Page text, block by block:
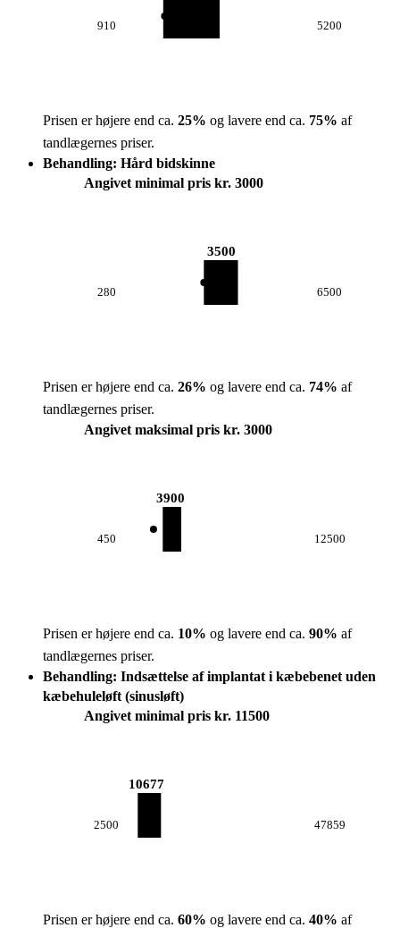
910 5200
Prisen er højere end ca. 25% og lavere end ca. 75% af
tandlægernes priser.
Behandling: Hård bidskinne
Angivet minimal pris kr. 3000
280
3500
6500
Prisen er højere end ca. 26% og lavere end ca. 74% af
tandlægernes priser.
Angivet maksimal pris kr. 3000
450
3900
12500
Prisen er højere end ca. 10% og lavere end ca. 90% af
tandlægernes priser.
Behandling: Indsættelse af implantat i kæbebenet uden
kæbehuleløft (sinusløft)
Angivet minimal pris kr. 11500
2500
10677
47859
Prisen er højere end ca. 60% og lavere end ca. 40% af